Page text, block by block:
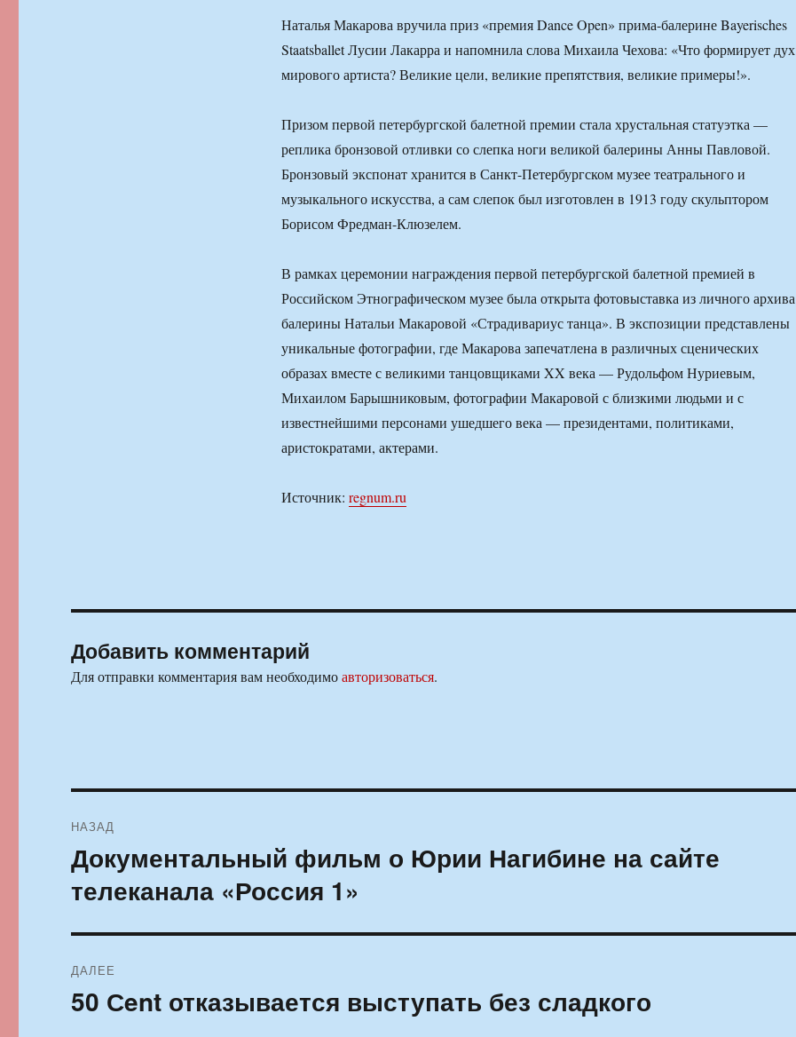
Наталья Макарова вручила приз «премия Dance Open» прима-балерине Bayerisches
Staatsballet Лусии Лакарра и напомнила слова Михаила Чехова: «Что формирует дух
мирового артиста? Великие цели, великие препятствия, великие примеры!».
Призом первой петербургской балетной премии стала хрустальная статуэтка —
реплика бронзовой отливки со слепка ноги великой балерины Анны Павловой.
Бронзовый экспонат хранится в Санкт-Петербургском музее театрального и
музыкального искусства, а сам слепок был изготовлен в 1913 году скульптором
Борисом Фредман-Клюзелем.
В рамках церемонии награждения первой петербургской балетной премией в
Российском Этнографическом музее была открыта фотовыставка из личного архива
балерины Натальи Макаровой «Страдивариус танца». В экспозиции представлены
уникальные фотографии, где Макарова запечатлена в различных сценических
образах вместе с великими танцовщиками XX века — Рудольфом Нуриевым,
Михаилом Барышниковым, фотографии Макаровой с близкими людьми и с
известнейшими персонами ушедшего века — президентами, политиками,
аристократами, актерами.
Источник: regnum.ru
Добавить комментарий
Для отправки комментария вам необходимоавторизоваться.
по
записям
НАЗАД
Предыдущая
запись:
Документальный фильм о Юрии Нагибине на сайте
телеканала «Россия 1»
ДАЛЕЕ
Следующая
50 Сent отказывается выступать без сладкого